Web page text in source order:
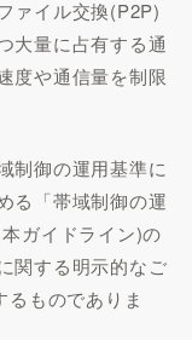
ァイル交換(P2P)
大量に占有する通
度や通信量を制限
制御の運用基準に
る「帯域制御の運
ガイドライン)の
関する明示的なご
ものでありま